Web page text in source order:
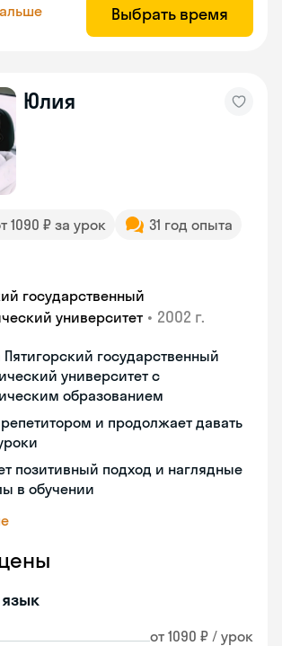
Выбрать время
Юлия
1090 ₽ за урок
31 год опыта
государственный
университет • 2002 г.
Пятигорский государственный
университет с
образованием
репетитором и продолжает давать
позитивный подход и наглядные
в обучении
от 1090 ₽ / урок